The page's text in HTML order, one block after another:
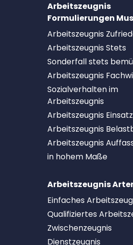
Arbeitszeugnis
Formulierungen
Arbeitszeugnis
Arbeitszeugnis Stets
Sonderfall stets
Arbeitszeugnis
Sozialverhalten im
Arbeitszeugnis
Arbeitszeugnis
Arbeitszeugnis
Arbeitszeugnis
in hohem Maße
Arbeitszeugnis
Einfaches
Qualifiziertes
Zwischenzeugnis
Dienstzeugnis